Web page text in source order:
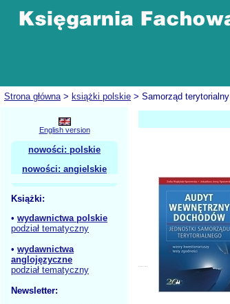
Strona główna> książki polskie > Samorząd terytorialny
English version
nowości: polskie
nowości: angielskie
Książki:
• wydawnictwa polskie
podział tematyczny
• wydawnictwa
anglojęzyczne
podział tematyczny
Newsletter: